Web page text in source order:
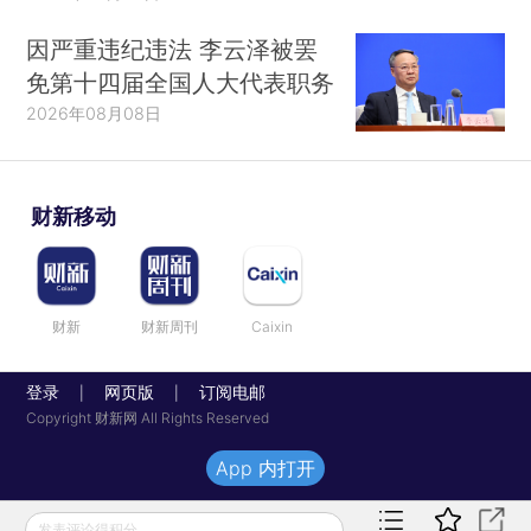
因严重违纪违法 李云泽被罢
免第十四届全国人大代表职务
2026年08月08日
财新移动
财新 财新周刊 Caixin
登录 网页版 订阅电邮
Copyright 财新网 All Rights Reserved
App 内打开